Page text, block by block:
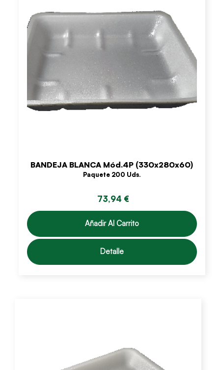
BANDEJA BLANCA Mód.4P (330x280x60)
Paquete 200 Uds.
73,94 €
Añadir Al Carrito
Detalle